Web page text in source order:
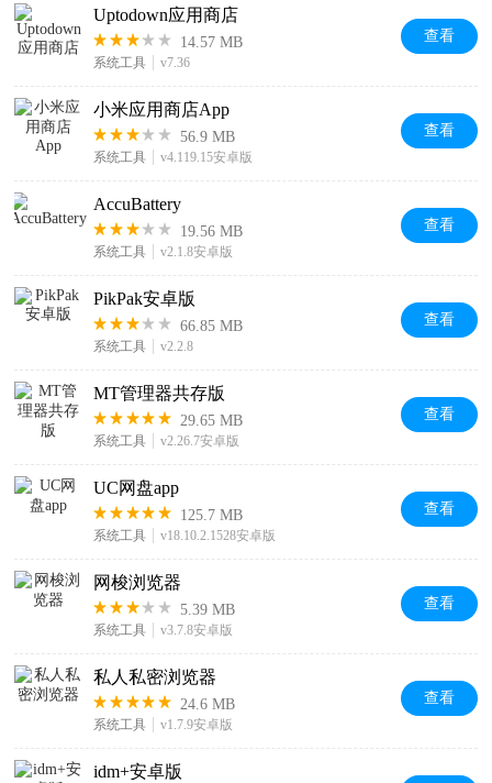
Uptodown应用商店
14.57 MB
系统工具 v7.36
查看
小米应用商店App
56.9 MB
系统工具 v4.119.15安卓版
查看
AccuBattery
19.56 MB
系统工具 v2.1.8安卓版
查看
PikPak安卓版
66.85 MB
系统工具 v2.2.8
查看
MT管理器共存版
29.65 MB
系统工具 v2.26.7安卓版
查看
UC网盘app
125.7 MB
系统工具 v18.10.2.1528安卓版
查看
网梭浏览器
5.39 MB
系统工具 v3.7.8安卓版
查看
私人私密浏览器
24.6 MB
系统工具 v1.7.9安卓版
查看
idm+安卓版